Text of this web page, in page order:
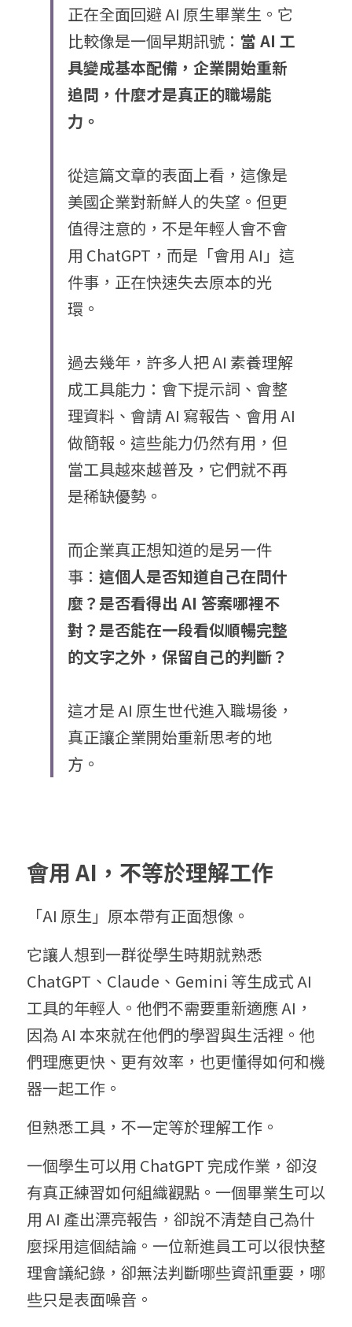
正在全面回避 AI 原生畢業生。它
比較像是一個早期訊號： 當 AI 工
具變成基本配備，企業開始重新
追問，什麼才是真正的職場能
力。
從這篇文章的表面上看，這像是
美國企業對新鮮人的失望。但更
值得注意的，不是年輕人會不會
用 ChatGPT，而是「會用 AI」這
件事，正在快速失去原本的光
環。
過去幾年，許多人把 AI 素養理解
成工具能力：會下提示詞、會整
理資料、會請 AI 寫報告、會用 AI
做簡報。這些能力仍然有用，但
當工具越來越普及，它們就不再
是稀缺優勢。
而企業真正想知道的是另一件
事： 這個人是否知道自己在問什
麼？是否看得出 AI 答案哪裡不
對？是否能在一段看似順暢完整
的文字之外，保留自己的判斷？
這才是 AI 原生世代進入職場後，
真正讓企業開始重新思考的地
方。
會用 AI ，不等於理解工作
「AI 原生」原本帶有正面想像。
它讓人想到一群從學生時期就熟悉
ChatGPT、Claude、Gemini 等生成式 AI
工具的年輕人。他們不需要重新適應 AI，
因為 AI 本來就在他們的學習與生活裡。他
們理應更快、更有效率，也更懂得如何和機
器一起工作。
但熟悉工具，不一定等於理解工作。
一個學生可以用 ChatGPT 完成作業，卻沒
有真正練習如何組織觀點。一個畢業生可以
用 AI 產出漂亮報告，卻說不清楚自己為什
麼採用這個結論。一位新進員工可以很快整
理會議紀錄，卻無法判斷哪些資訊重要，哪
些只是表面噪音。